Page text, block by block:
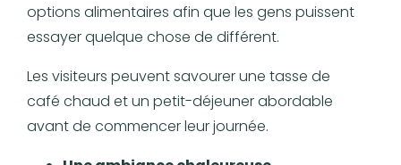
options alimentaires afin que les gens puissent
essayer quelque chose de différent.
Les visiteurs peuvent savourer une tasse de
café chaud et un petit-déjeuner abordable
avant de commencer leur journée.